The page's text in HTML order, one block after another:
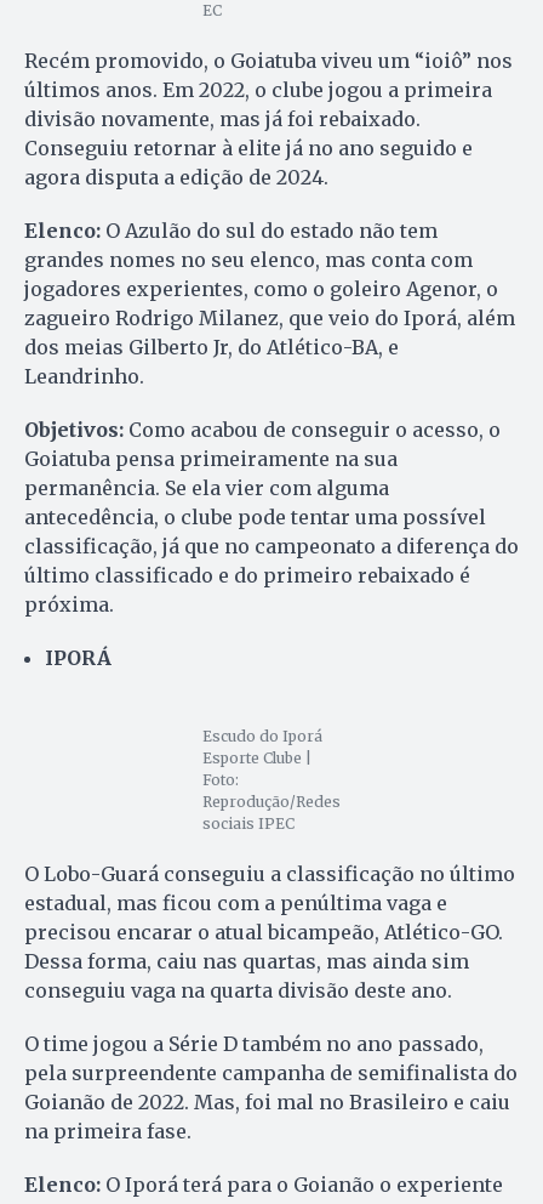
EC
Recém promovido, o Goiatuba viveu um “ioiô” nos
últimos anos. Em 2022, o clube jogou a primeira
divisão novamente, mas já foi rebaixado.
Conseguiu retornar à elite já no ano seguido e
agora disputa a edição de 2024.
Elenco: O Azulão do sul do estado não tem
grandes nomes no seu elenco, mas conta com
jogadores experientes, como o goleiro Agenor, o
zagueiro Rodrigo Milanez, que veio do Iporá, além
dos meias Gilberto Jr, do Atlético-BA, e
Leandrinho.
Objetivos: Como acabou de conseguir o acesso, o
Goiatuba pensa primeiramente na sua
permanência. Se ela vier com alguma
antecedência, o clube pode tentar uma possível
classificação, já que no campeonato a diferença do
último classificado e do primeiro rebaixado é
próxima.
IPORÁ
Escudo do Iporá
Esporte Clube |
Foto:
Reprodução/Redes
sociais IPEC
O Lobo-Guará conseguiu a classificação no último
estadual, mas ficou com a penúltima vaga e
precisou encarar o atual bicampeão, Atlético-GO.
Dessa forma, caiu nas quartas, mas ainda sim
conseguiu vaga na quarta divisão deste ano.
O time jogou a Série D também no ano passado,
pela surpreendente campanha de semifinalista do
Goianão de 2022. Mas, foi mal no Brasileiro e caiu
na primeira fase.
Elenco: O Iporá terá para o Goianão o experiente